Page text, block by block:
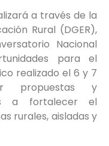
a través de la
Rural (DGER),
Nacional
para el
realizado el 6 y 7
propuestas y
a fortalecer el
rurales, aisladas y